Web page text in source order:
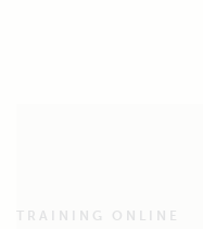
TRAINING ONLINE